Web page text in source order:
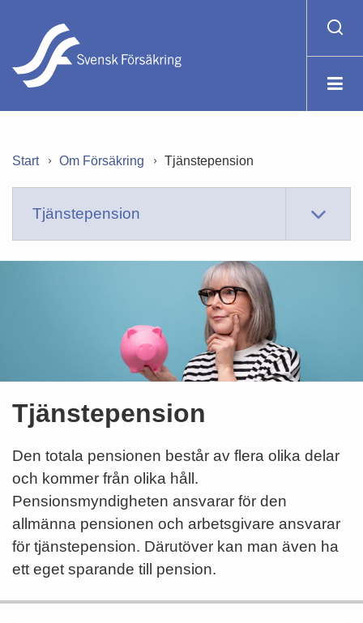
Start Om Försäkring Tjänstepension
Tjänstepension
Tjänstepension
Den totala pensionen består av flera olika delar
och kommer från olika håll.
Pensionsmyndigheten ansvarar för den
allmänna pensionen och arbetsgivare ansvarar
för tjänstepension. Därutöver kan man även ha
ett eget sparande till pension.